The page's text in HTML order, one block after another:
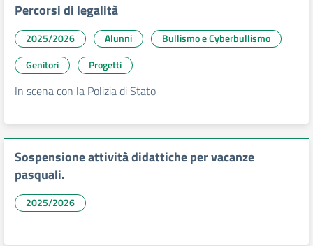
Percorsi di legalità
2025/2026 Alunni
Bullismo e Cyberbullismo
Genitori
Progetti
In scena con la Polizia di Stato
Sospensione attività didattiche per vacanze
pasquali.
2025/2026